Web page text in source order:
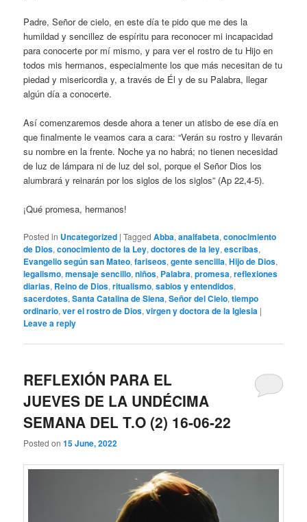
Padre, Señor de cielo, en este día te pido que me des la
humildad y sencillez de espíritu para reconocer mi incapacidad
para conocerte por mí mismo, y para ver el rostro de tu Hijo en
todos mis hermanos, especialmente los que más necesitan de tu
piedad y misericordia y, a través de Él y de su Palabra, llegar
algún día a conocerte.
Así comenzaremos desde ahora a tener un atisbo de ese día en
que finalmente le veamos cara a cara: “Verán su rostro y llevarán
su nombre en la frente. Noche ya no habrá; no tienen necesidad
de luz de lámpara ni de luz del sol, porque el Señor Dios los
alumbrará y reinarán por los siglos de los siglos” (Ap 22,4-5).
¡Qué promesa, hermanos!
Posted in Uncategorized |Tagged Abba,analfabeta,conocimiento
de Dios,conocimiento de la Ley,doctores de la ley,escribas,
Evangelio según san Mateo,fariseos,gente sencilla,Hijo de Dios,
legalismo,mensaje sencillo,niños, Palabra,promesa,reflexiones
diarias, Reino de Dios,ritualismo,sabios y entendidos,
sacerdotes,Santa Catalina de Siena,Señor del Cielo,tiempo
ordinario,ver el rostro de Dios,virgen y doctora de la Iglesia |
Leave a reply
REFLEXIÓN PARA EL
JUEVES DE LA UNDÉCIMA
SEMANA DEL T.O (2) 16-06-22
Posted on15 June, 2022